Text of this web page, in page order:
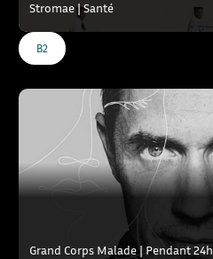
Stromae | Santé
B2
Grand Corps Malade | Pendant 24h